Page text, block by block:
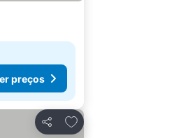
preços
Partilhar
Adicionar aos favoritos